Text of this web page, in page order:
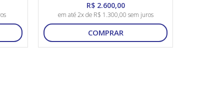
R$ 2.600,00
em até 2x de R$ 1.300,00 sem juros
COMPRAR